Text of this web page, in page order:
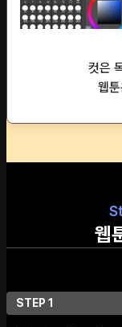
컷은
웹
웹
STEP 1